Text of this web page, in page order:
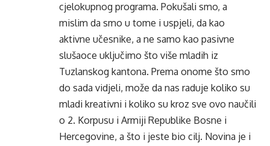
cjelokupnog programa. Pokušali smo, a
mislim da smo u tome i uspjeli, da kao
aktivne učesnike, a ne samo kao pasivne
slušaoce uključimo što više mladih iz
Tuzlanskog kantona. Prema onome što smo
do sada vidjeli, može da nas raduje koliko su
mladi kreativni i koliko su kroz sve ovo naučili
o 2. Korpusu i Armiji Republike Bosne i
Hercegovine, a što i jeste bio cilj. Novina je i